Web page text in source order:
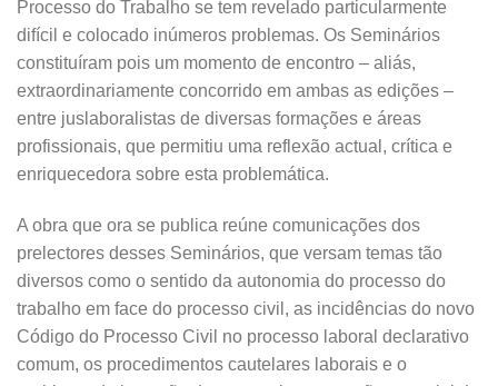
Processo do Trabalho se tem revelado particularmente
difícil e colocado inúmeros problemas. Os Seminários
constituíram pois um momento de encontro – aliás,
extraordinariamente concorrido em ambas as edições –
entre juslaboralistas de diversas formações e áreas
profissionais, que permitiu uma reflexão actual, crítica e
enriquecedora sobre esta problemática.
A obra que ora se publica reúne comunicações dos
prelectores desses Seminários, que versam temas tão
diversos como o sentido da autonomia do processo do
trabalho em face do processo civil, as incidências do novo
Código do Processo Civil no processo laboral declarativo
comum, os procedimentos cautelares laborais e o